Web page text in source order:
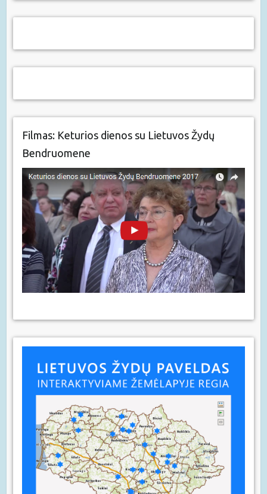
Filmas: Keturios dienos su Lietuvos Žydų
Bendruomene